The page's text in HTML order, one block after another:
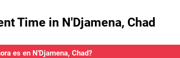
Time in N'Djamena, Chad
es en N'Djamena, Chad?